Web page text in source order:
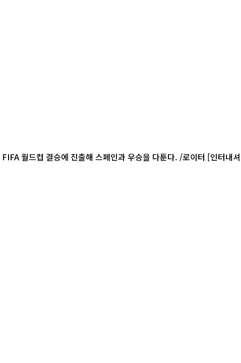
컵 결승에 진출해 스페인과 우승을 다툰다. /로이터 [인터내셔